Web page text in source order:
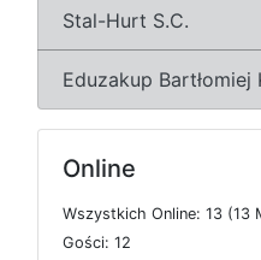
Stal-Hurt S.C.
Eduzakup Bartłomiej
Online
Wszystkich Online: 13 (13
Gości: 12